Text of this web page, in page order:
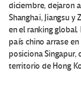
diciembre, dejaron
Shanghai, Jiangsu y
en el ranking
país chino arrase
posiciona Singapur,
territorio de Hong